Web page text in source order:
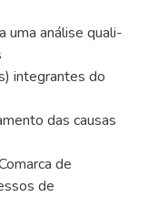
uma análise quali-
integrantes do
das causas
de
de